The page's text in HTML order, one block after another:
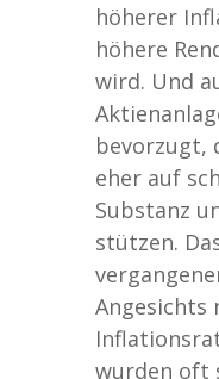
höherer
höhere
wird. Und
bevorzugt,
eher auf
Substanz
stützen.
Angesichts
wurden oft